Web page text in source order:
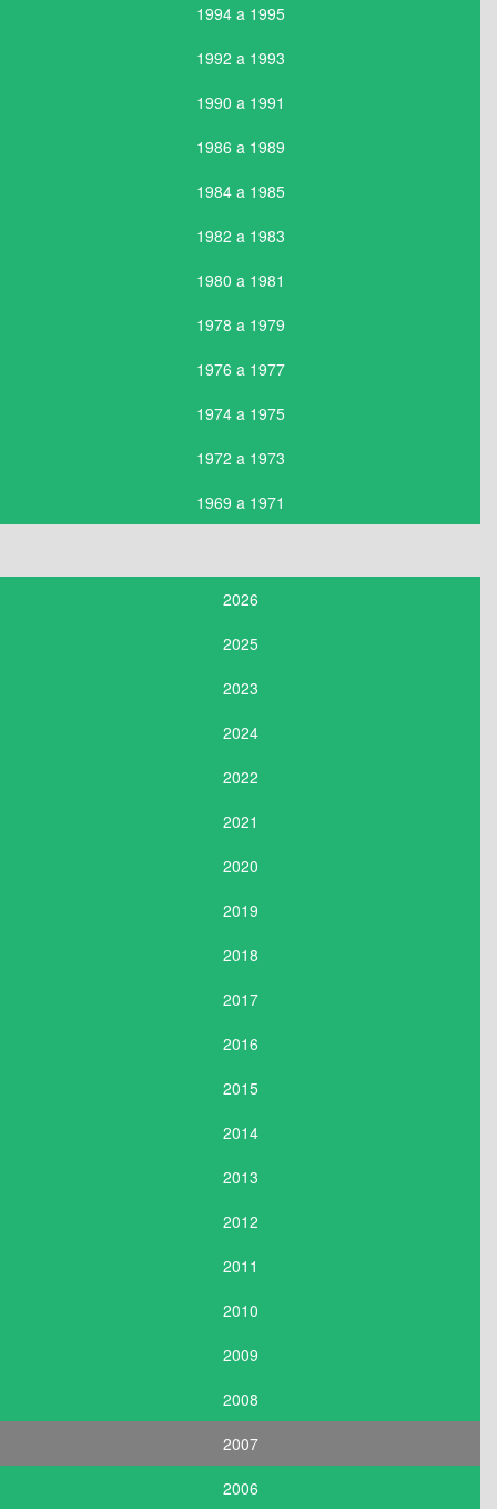
1994 a 1995
1992 a 1993
1990 a 1991
1986 a 1989
1984 a 1985
1982 a 1983
1980 a 1981
1978 a 1979
1976 a 1977
1974 a 1975
1972 a 1973
1969 a 1971
2026
2025
2023
2024
2022
2021
2020
2019
2018
2017
2016
2015
2014
2013
2012
2011
2010
2009
2008
2007
2006